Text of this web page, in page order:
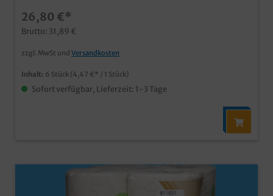
26,80 €*
Brutto: 31,89 €
zzgl. MwSt und Versandkosten
Inhalt: 6 Stück (4,47 €* / 1 Stück)
Sofort verfügbar, Lieferzeit: 1-3 Tage